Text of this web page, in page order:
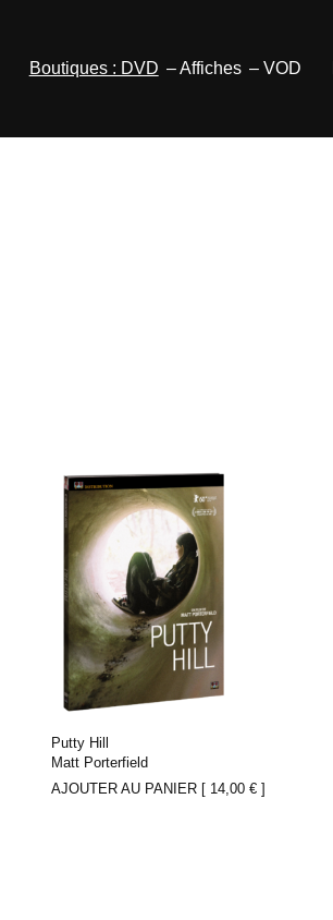
Boutiques : DVD – Affiches – VOD
Putty Hill
Matt Porterfield
AJOUTER AU PANIER [ 14,00 €]